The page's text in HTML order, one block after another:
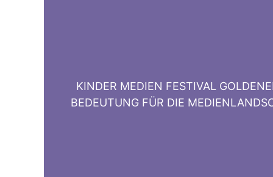
KINDER MEDIEN FESTIVAL
BEDEUTUNG FÜR DIE